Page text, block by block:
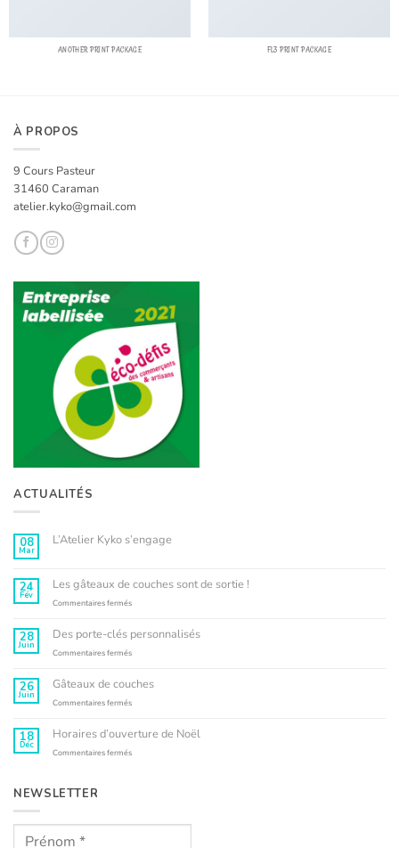
ANOTHER PRINT PACKAGE FL3 PRINT PACKAGE
À PROPOS
9 Cours Pasteur
31460 Caraman
atelier.kyko@gmail.com
ACTUALITÉS
08
Mar
L’Atelier Kyko s’engage
L’Atelier
Kyko
s’engage
24
Fév
Les gâteaux de couches sont de sortie !
Commentaires ferméssur
de
couches
sortie
!
28
Juin
Des porte-clés personnalisés
Commentaires ferméssur
clés
personnalisés
26
Juin
Gâteaux de couches
Commentaires ferméssur
couches
18
Déc
Horaires d’ouverture de Noël
Commentaires ferméssur
NEWSLETTER